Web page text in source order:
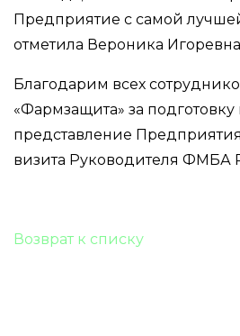
Предприятие с самой
отметила Вероника
Благодарим всех
«Фармзащита» за
представление
визита Руководителя ФМБА
Возврат к списку